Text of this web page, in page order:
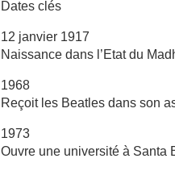
Dates clés
12 janvier 1917
Naissance dans l’Etat du
1968
Reçoit les Beatles dans son
1973
Ouvre une université à Santa